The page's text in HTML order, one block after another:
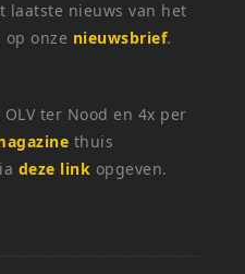
laatste nieuws van het
onze nieuwsbrief.
ter Nood en 4x per
thuis
deze link opgeven.